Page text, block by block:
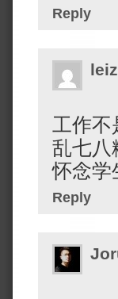
Reply
工作不
乱七八
怀念学
Reply